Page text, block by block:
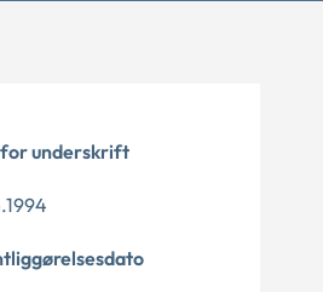
underskrift